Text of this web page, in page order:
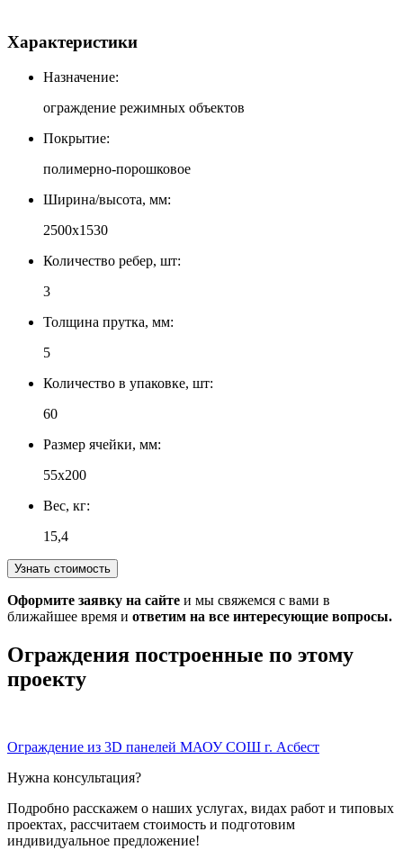
Характеристики
Назначение:
ограждение режимных объектов
Покрытие:
полимерно-порошковое
Ширина/высота, мм:
2500x1530
Количество ребер, шт:
3
Толщина прутка, мм:
5
Количество в упаковке, шт:
60
Размер ячейки, мм:
55х200
Вес, кг:
15,4
Узнать стоимость
Оформите заявку на сайте и мы свяжемся с вами в
ближайшее время и ответим на все интересующие вопросы.
Ограждения построенные по этому
проекту
Ограждение из 3D панелей МАОУ СОШ г. Асбест
Нужна консультация?
Подробно расскажем о наших услугах, видах работ и типовых
проектах, рассчитаем стоимость и подготовим
индивидуальное предложение!